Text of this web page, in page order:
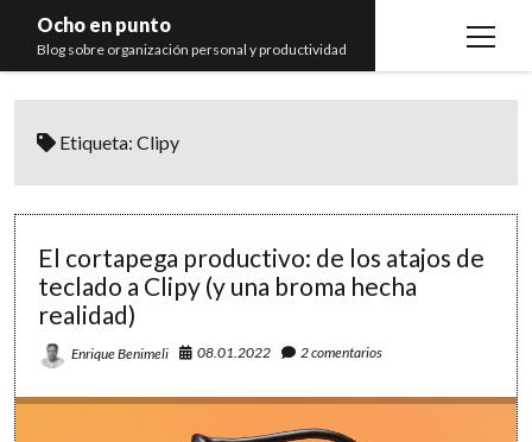
Ocho en punto
Blog sobre organización personal y productividad
open
Libros
Etiqueta:Clipy
El cortapega productivo: de los atajos de
teclado a Clipy (y una broma hecha
realidad)
Enrique Benimeli 08.01.2022 2 comentarios